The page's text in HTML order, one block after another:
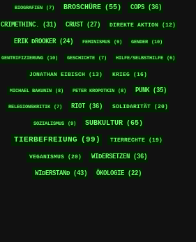
BIOGRAFIEN (7) BROSCHÜRE (55) COPS (36)
CRIMETHINC. (31) CRUST (27) DIREKTE AKTION (12)
ERIK DROOKER (24) FEMINISMUS (9) GENDER (10)
GENTRIFIZIERUNG (10) GESCHICHTE (7) HILFE/SELBSTHILFE (6)
JONATHAN EIBISCH (13) KRIEG (16)
MICHAEL BAKUNIN (8) PETER KROPOTKIN (8) PUNK (35)
RELEGIONSKRITIK (7) RIOT (36) SOLIDARITÄT (20)
SOZIALISMUS (9) SUBKULTUR (65)
TIERBEFREIUNG (99) TIERRECHTE (19)
VEGANISMUS (20) WIDERSETZEN (36)
WIDERSTAND (43) ÖKOLOGIE (22)